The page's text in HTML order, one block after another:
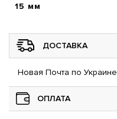
15 мм
ДОСТАВКА
Новая Почта по Украине
ОПЛАТА